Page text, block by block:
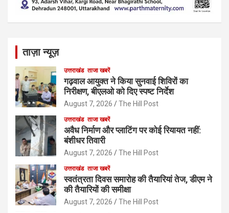
ताज़ा न्यूज़
उत्तराखंड ताजा खबरें
गढ़वाल आयुक्त ने किया सुनवाई शिविरों का
निरीक्षण, बीएलओ को दिए स्पष्ट निर्देश
August 7, 2026 The Hill Post
उत्तराखंड ताजा खबरें
अवैध निर्माण और प्लाटिंग पर कोई रियायत नहीं:
बंशीधर तिवारी
August 7, 2026 The Hill Post
उत्तराखंड ताजा खबरें
स्वतंत्रता दिवस समारोह की तैयारियां तेज, डीएम ने
की तैयारियों की समीक्षा
August 7, 2026 The Hill Post